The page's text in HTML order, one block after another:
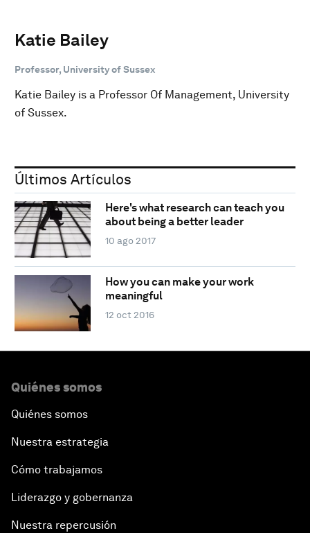
Katie Bailey
Professor, University of Sussex
Katie Bailey is a Professor Of Management, University
of Sussex.
Últimos Artículos
Here's what research can teach you
about being a better leader
10 ago 2017
How you can make your work
meaningful
12 oct 2016
Quiénes somos
Quiénes somos
Nuestra estrategia
Cómo trabajamos
Liderazgo y gobernanza
Nuestra repercusión